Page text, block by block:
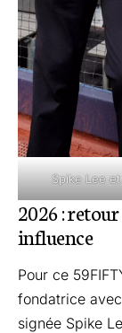
Spike Lee
2026 :
influence
Pour ce
fondatrice
signée Spike